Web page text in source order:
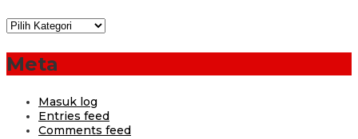
Kategori
Meta
Masuk log
Entries feed
Comments feed